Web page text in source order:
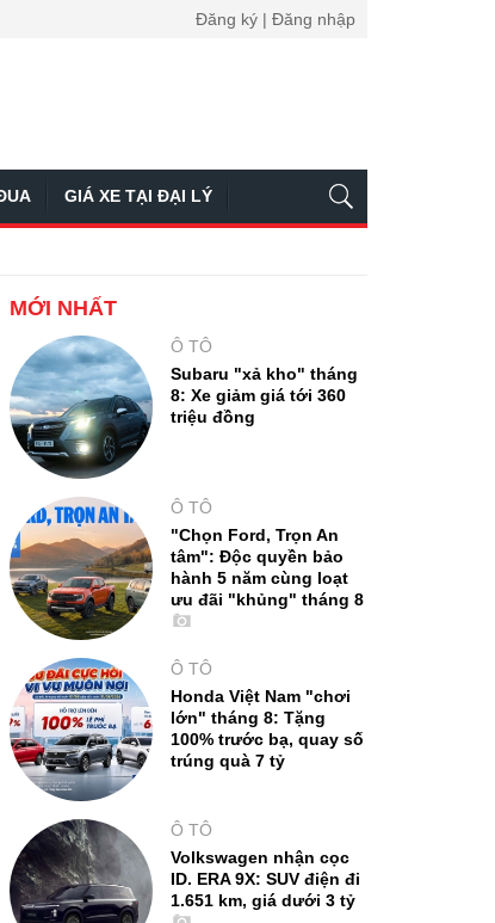
Đăng ký | Đăng nhập
GIÁ XE TẠI ĐẠI LÝ
MỚI NHẤT
Ô TÔ
Subaru "xả kho" tháng
8: Xe giảm giá tới 360
triệu đồng
Ô TÔ
"Chọn Ford, Trọn An
tâm": Độc quyền bảo
hành 5 năm cùng loạt
ưu đãi "khủng" tháng 8
Ô TÔ
Honda Việt Nam "chơi
lớn" tháng 8: Tặng
100% trước bạ, quay số
trúng quà 7 tỷ
Ô TÔ
Volkswagen nhận cọc
ID. ERA 9X: SUV điện đi
1.651 km, giá dưới 3 tỷ